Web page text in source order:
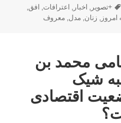
برچسب‌ها
+تصویر, اخبار, اعترافات, افق,
امروز, زنان,مدل,معروف
محمد بن
شیک
اقتصادی